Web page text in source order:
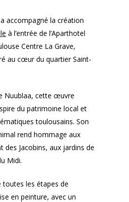
accompagné la création
à l’entrée de l’Aparthotel
Centre La Grave,
au cœur du quartier Saint-
Nuublaa, cette œuvre
du patrimoine local et
toulousains. Son
rend hommage aux
des Jacobins, aux jardins de
Midi.
toutes les étapes de
en peinture, avec un